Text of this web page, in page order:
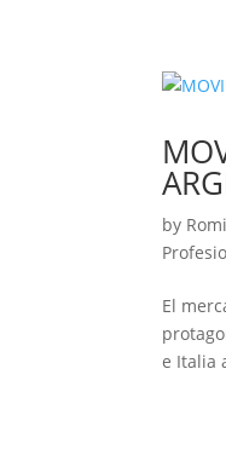
by
El
e Italia